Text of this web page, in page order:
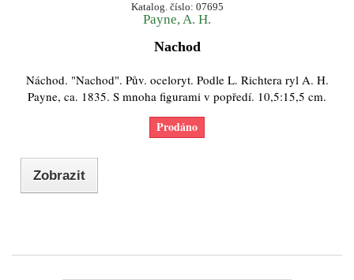
Katalog. číslo: 07695
Payne, A. H.
Nachod
Náchod. "Nachod". Pův. oceloryt. Podle L. Richtera ryl A. H.
Payne, ca. 1835. S mnoha figurami v popředí. 10,5:15,5 cm.
Prodáno
Zobrazit